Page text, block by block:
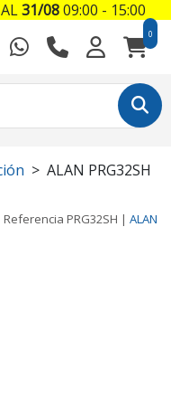
0
ALAN PRG32SH
Referencia PRG32SH | ALAN
31/0809:00 - 15:00